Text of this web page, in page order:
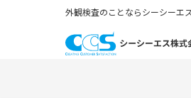
外観検査のことならシーシーエ